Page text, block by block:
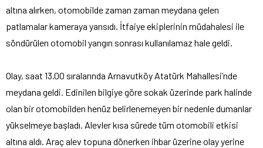
altına alırken, otomobilde zaman zaman meydana gelen
patlamalar kameraya yansıdı. İtfaiye ekiplerinin müdahalesi ile
söndürülen otomobil yangın sonrası kullanılamaz hale geldi.
Olay, saat 13.00 sıralarında Arnavutköy Atatürk Mahallesi’nde
meydana geldi. Edinilen bilgiye göre sokak üzerinde park halinde
olan bir otomobilden henüz belirlenemeyen bir nedenle dumanlar
yükselmeye başladı. Alevler kısa sürede tüm otomobili etkisi
altına aldı. Araç alev topuna dönerken ihbar üzerine olay yerine